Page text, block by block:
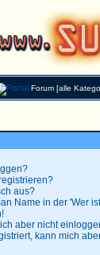
Forum [alle
aus?
Name in der 'Wer
aber nicht
kann mich